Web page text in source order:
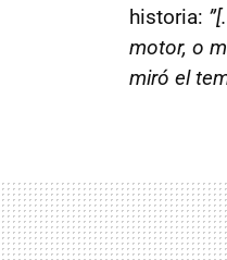
historia:
motor, o
miró el